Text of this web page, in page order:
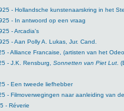
- Hollandsche kunstenaarskring in het
- In antwoord op een vraag
- Arcadia's
- Aan Polly A. Lukas, Jur. Cand.
- Alliance Francaise, (artisten van het
- J.K. Rensburg, Sonnetten van Piet Lut .
- Een tweede liefhebber
- Filmoverwegingen naar aanleiding van
- Réverie